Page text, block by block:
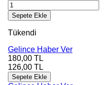
Sepete Ekle
Tükendi
Gelince Haber Ver
180,00 TL
126,00 TL
Sepete Ekle